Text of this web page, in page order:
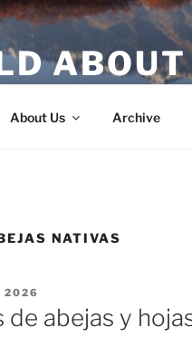
About Us Archive
NATIVAS
2026
de abejas y